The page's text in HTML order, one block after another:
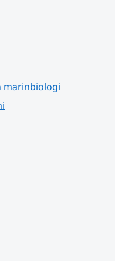
marinbiologi